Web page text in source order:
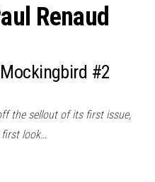
Renaud
#2
the sellout of its first issue,
look…